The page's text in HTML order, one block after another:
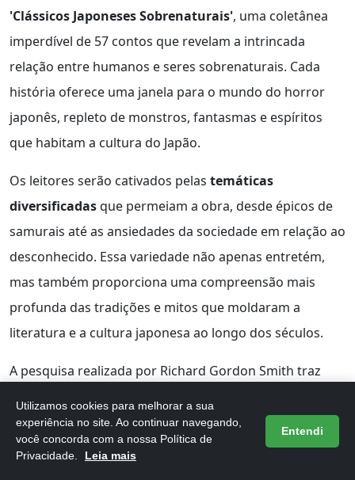
'Clássicos Japoneses Sobrenaturais', uma coletânea
imperdível de 57 contos que revelam a intrincada
relação entre humanos e seres sobrenaturais. Cada
história oferece uma janela para o mundo do horror
japonês, repleto de monstros, fantasmas e espíritos
que habitam a cultura do Japão.
Os leitores serão cativados pelas temáticas
diversificadasque permeiam a obra, desde épicos de
samurais até as ansiedades da sociedade em relação ao
desconhecido. Essa variedade não apenas entretém,
mas também proporciona uma compreensão mais
profunda das tradições e mitos que moldaram a
literatura e a cultura japonesa ao longo dos séculos.
A pesquisa realizada por Richard Gordon Smith traz
única sobre a oralidade e as crenças locais. Esta obra
não é apenas uma coletânea de histórias, mas um
Utilizamos cookies para melhorar a sua
experiência no site. Ao continuar navegando,
você concorda com a nossa Política de
Privacidade.
Leia mais
Entendi